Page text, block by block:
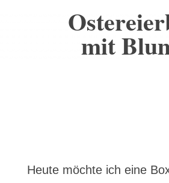
mit
Heute möchte ich eine